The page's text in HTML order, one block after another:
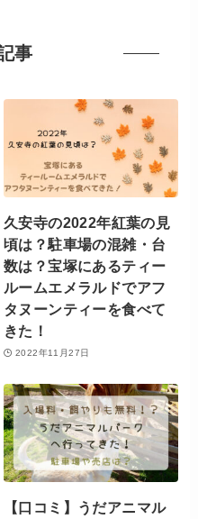
事
久安寺の2022年紅葉の見
頃は？駐車場の混雑・台
数は？宝塚にあるティー
ルームエメラルドでアフ
タヌーンティーを食べて
きた！
2022年11月27日
【口コミ】うだアニマル